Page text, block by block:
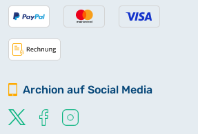
Archion auf Social Media